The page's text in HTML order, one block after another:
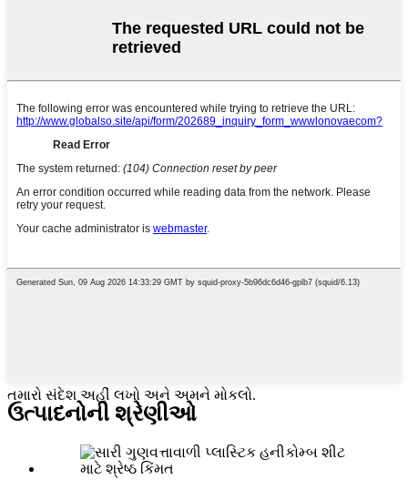
તમારો સંદેશ અહીં લખો અને અમને મોકલો.
ઉત્પાદનોની શ્રેણીઓ